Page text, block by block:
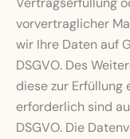
vorvertraglicher
wir Ihre Daten auf
DSGVO. Des
diese zur
erforderlich sind
DSGVO. Die